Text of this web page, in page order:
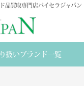
品買取専門店バイセラジャパン
扱いブランド一覧